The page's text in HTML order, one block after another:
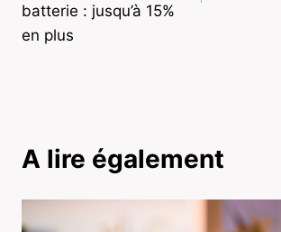
batterie : jusqu’à 15%
en plus
A lire également